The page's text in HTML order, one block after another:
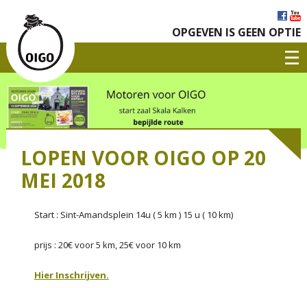
OPGEVEN IS GEEN OPTIE
LOPEN VOOR OIGO OP 20
MEI 2018
Start : Sint-Amandsplein 14u ( 5 km ) 15 u ( 10 km)
prijs : 20€ voor 5 km, 25€ voor 10 km
Hier Inschrijven.